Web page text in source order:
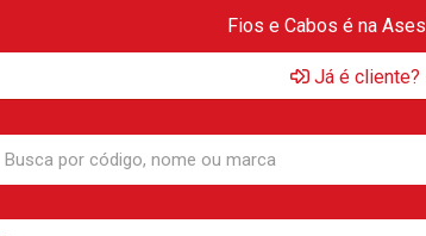
Fios e Cabos é na
Já é cliente?